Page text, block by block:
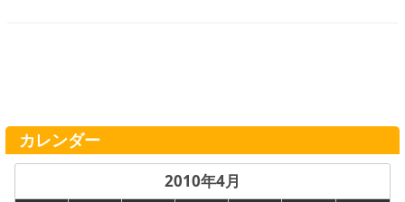
カレンダー
2010年4月